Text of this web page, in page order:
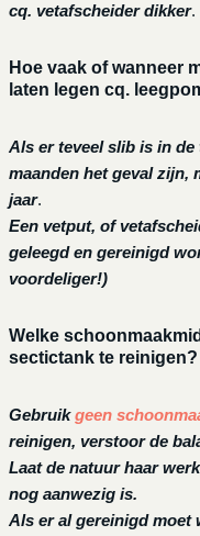
cq. vetafscheider dikker.
Hoe vaak of wanneer
laten legen cq.
Als er teveel slib is in de
maanden het geval zijn,
jaar.
Een vetput, of
geleegd en gereinigd
voordeliger!)
Welke
sectictank te reinigen?
Gebruikgeen
reinigen, verstoor de
Laat de natuur haar
nog aanwezig is.
Als er al gereinigd moet